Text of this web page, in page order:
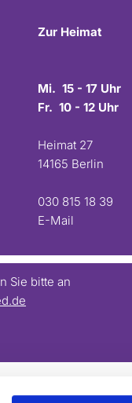
Zur Heimat
Mi. 15 - 17 Uhr
Fr. 10 - 12 Uhr
Heimat 27
14165 Berlin
030 815 18 39
E-Mail
Sie bitte an